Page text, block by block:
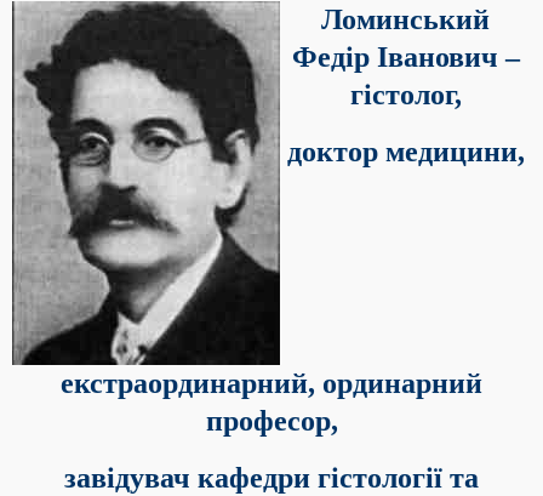
Ломинський
Федір Іванович –
гістолог,
доктор медицини,
екстраординарний, ординарний
професор,
завідувач кафедри гістології та